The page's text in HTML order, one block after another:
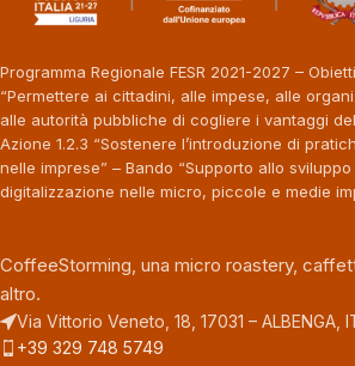
Programma Regionale FESR 2021-2027 –
“Permettere ai cittadini, alle impese, alle
alle autorità pubbliche di cogliere i vantaggi
Azione 1.2.3 “Sostenere l’introduzione di
nelle imprese” – Bando “Supporto allo
digitalizzazione nelle micro, piccole e medie
CoffeeStorming, una micro roastery,
altro.
Via Vittorio Veneto, 18, 17031 – ALBENGA,
+39 329 748 5749